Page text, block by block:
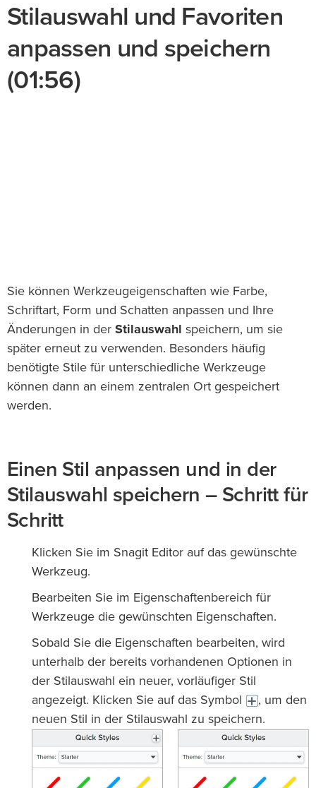
Stilauswahl und Favoriten
anpassen und speichern
(01:56)
Sie können Werkzeugeigenschaften wie Farbe,
Schriftart, Form und Schatten anpassen und Ihre
Änderungen in der Stilauswahl speichern, um sie
später erneut zu verwenden. Besonders häufig
benötigte Stile für unterschiedliche Werkzeuge
können dann an einem zentralen Ort gespeichert
werden.
Einen Stil anpassen und in der
Stilauswahl speichern – Schritt für
Schritt
Klicken Sie im Snagit Editor auf das gewünschte
Werkzeug.
Bearbeiten Sie im Eigenschaftenbereich für
Werkzeuge die gewünschten Eigenschaften.
Sobald Sie die Eigenschaften bearbeiten, wird
unterhalb der bereits vorhandenen Optionen in
der Stilauswahl ein neuer, vorläufiger Stil
angezeigt. Klicken Sie auf das Symbol
, um den
neuen Stil in der Stilauswahl zu speichern.